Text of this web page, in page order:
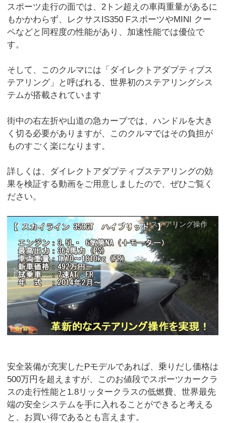
スポーツ走行の面では、2トン超えの車両重量があるに
もかかわらず、レクサスIS350 FスポーツやMINI クー
ペなどと同程度の性能があり、加速性能では優位で
す。
そして、このクルマには「ダイレクトアダプティブス
テアリング」と呼ばれる、世界初のステアリングシス
テムが搭載されています
街中の右左折や山道の急カーブでは、ハンドルを大き
く切る必要がありますが、このクルマではその負担が
ものすごく楽になります。
詳しくは、ダイレクトアダプティブステアリングの効
果を検証する動画をご用意しましたので、ぜひご覧く
ださい。
スカイライン ハイブリッドで山道を試乗！ステアリング操作
がとにかく楽！
安全装備が充実したPモデルであれば、乗りだし価格は
500万円を超えますが、このお値段でスポーツカークラ
スの走行性能と1.8リッタークラスの低燃費、世界最先
端の安全システムを手に入れることができると考える
と、お買い得であるとも言えます。